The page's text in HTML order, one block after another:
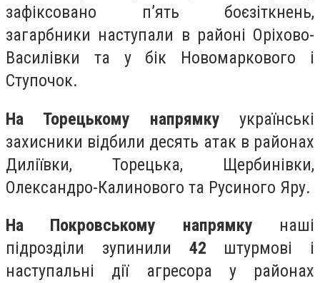
зафіксовано п’ять боєзіткнень,
загарбники наступали в районі Оріхово-
Василівки та у бік Новомаркового і
Ступочок.
На Торецькому напрямку українські
захисники відбили десять атак в районах
Диліївки, Торецька, Щербинівки,
Олександро-Калинового та Русиного Яру.
На Покровському напрямку наші
підрозділи зупинили 42 штурмові і
наступальні дії агресора у районах